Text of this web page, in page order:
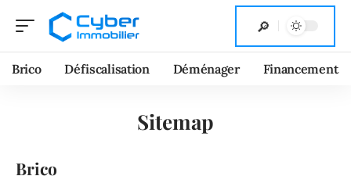
Brico Défiscalisation Déménager Financement
Sitemap
Brico